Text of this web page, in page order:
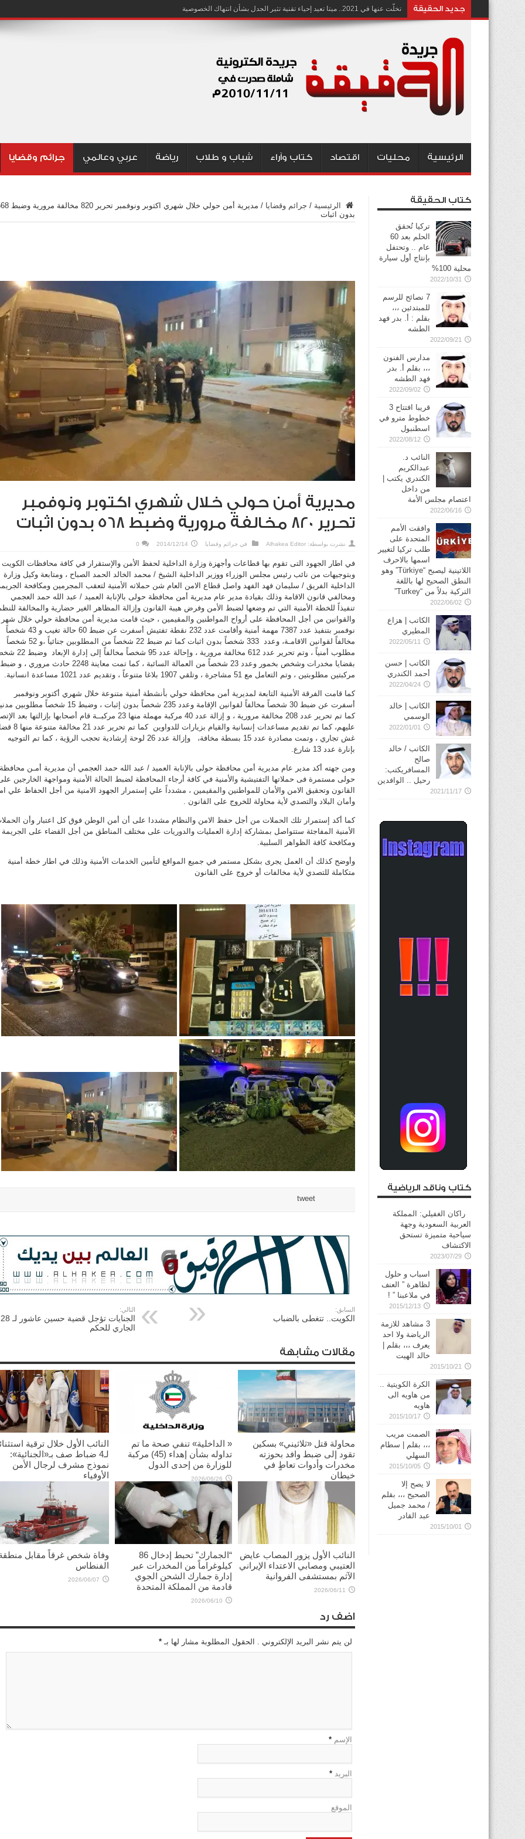
جديد الحقيقة تخلّت عنها في 2021.. ميتا تعيد إحياء تقنية تثير الجدل بشأن انتهاك الخصوصية
الرئيسية محليات اقتصاد كتاب وآراء شباب و طلاب رياضة عربي وعالمي جرائم وقضايا
الرئيسية / جرائم وقضايا /
مديرية أمن حولي خلال شهري اكتوبر ونوفمبر
بدون اثبات
مديرية أمن حولي خلال شهري اكتوبر ونوفمبر
تحرير 820 مخالفة مرورية وضبط 568 بدون اثبات
نشرت بواسطة: Alhakea Editor في جرائم وقضايا 2014/12/14
0
في اطار الجهود التى تقوم بها قطاعات وأجهزة وزارة الداخلية لحفظ الأمن والإستقرار في كافة محافظات الكويت
وبتوجيهات من نائب رئيس مجلس الوزراء ووزير الداخلية الشيخ / محمد الخالد الحمد الصباح ، ومتابعة وكيل وزارة
الداخلية الفريق / سليمان فهد الفهد واصل قطاع الامن العام شن حملاته الأمنية لتعقب المجرمين ومكافحة
ومخالفي قانون الاقامة وذلك بقيادة مدير عام مديرية أمن محافظة حولى بالإنابة العميد / عبد الله حمد العجمي
تنفيذاً للخطة الأمنية التي تم وضعها لضبط الأمن وفرض هيبة القانون وإزالة المظاهر الغير حضارية والمخالفة
والقوانين من أجل المحافظة على أرواح المواطنين والمقيمين ، حيث قامت مديرية أمن محافظة حولي خلال شهر
نوفمبر بتنفيذ عدد 7387 مهمة أمنية وأقامت عدد 232 نقطة تفتيش أسفرت عن ضبط 60 حالة تغيب و 43 شخصاً
مخالفاً لقوانين الاقامـة، وعدد 333 شخصاً بدون اثبات كما تم ضبط 22 شخصاً من المطلوبين جنائياً ،و 52 شخصاً
مطلوب أمنياً ، وتم تحرير عدد 612 مخالفة مرورية ، وإحالة عدد 95 شخصاً
بقضايا مخدرات وشخص بخمور وعدد 23 شخصاً من العمالة السائبة ، كما تمت معاينة 2248 حادث مروري ، و ضبط
مركبتين مطلوبتين ، وتم التعامل مع 51 مشاجرة ، وتلقي 1907 بلاغا متنوعاً ، وتقديم عدد 1021 مساعدة انسانية.
كما قامت الفرقة الأمنية التابعة لمديرية أمن محافظة حولي بأنشطة أمنية متنوعة خلال شهري أكتوبر ونوفمبر
أسفرت عن ضبط 30 شخصاً مخالفاً لقوانين الإقامة وعدد 235 شخصاً بدون إثبات ، وضبط 15 شخصاً
كما تم تحرير عدد 208 مخالفة مرورية ، و إزالة عدد 40 مركبة مهملة منها 23 مركبــة قام أصحابها بإزالتها بعد
عليهم، كما تم تقديم مساعدات إنسانية والقيام بزيارات للدواوين
غش تجاري ، وتمت مصادرة عدد 15 بسطة مخافة، وإزالة عدد 26 لوحة إرشادية تحجب الرؤية ، كما تم التوجيه
بإنارة عدد 13 شارع.
ومن جهته أكد مدير عام مديرية أمن محافظة حولى بالإنابة العميد / عبد الله حمد العجمي أن مديرية أمـن محافظة
حولى مستمرة فى حملاتها التفتيشية والأمنية في كافة أرجاء المحافظة لضبط الحالة الأمنية ومواجهة الخارجين
القانون وتحقيق الامن والأمان للمواطنين والمقيمين ، مشدداً علي إستمرار الجهود الامنية من أجل الحفاظ علي
وأمان البلاد والتصدي لأية محاولة للخروج على القانون .
كما أكد إستمرار تلك الحملات من أجل حفظ الامن والنظام مشددا على أن أمن الوطن فوق كل اعتبار وأن
الأمنية المفاجئة ستتواصل بمشاركة إدارة العمليات والدوريات على مختلف المناطق من أجل القضاء على الجريمة
ومكافحة كافة الظواهر السلبية.
وأوضح كذلك أن العمل يجرى بشكل مستمر في جميع المواقع لتأمين الخدمات الأمنية وذلك في اطار خطة أمنية
متكاملة للتصدي لأية مخالفات أو خروج على القانون
tweet
السابق:
الكويت.. تتغطى بالضباب
التالي:
الجنايات تؤجل قضية حسين عاشور لـ 28
الجاري للحكم
مقالات مشابهة
محاولة قتل «ثلاثيني» بسكين
تقود إلى ضبط وافد بحوزته
مخدرات وأدوات تعاطٍ في
خيطان
2026/06/26
« الداخلية» تنفي صحة ما تم
تداوله بشأن إهداء (45) مركبة
للوزارة من إحدى الدول
2026/06/26
النائب الأول خلال ترقية
لـ4 ضباط صف بـ«الجنائية»:
نموذج مشرف لرجال الأمن
الأوفياء
النائب الأول يزور المصاب عايض
العتيبي ومصابي الاعتداء الإيراني
الآثم بمستشفى الفروانية
2026/06/11
“الجمارك” تحبط إدخال 86
كيلوغراماً من المخدرات عبر
إدارة جمارك الشحن الجوي
قادمة من المملكة المتحدة
2026/06/10
وفاة شخص غرقاً مقابل
الفنطاس
2026/06/07
اضف رد
لن يتم نشر البريد الإلكتروني . الحقول المطلوبة مشار لها بـ *
الإسم *
البريد *
الموقع
كتاب الحقيقة
تركيا تُحقق
الحلم بعد 60
عام .. وتحتفل
بإنتاج أول سيارة
محلية 100%
2022/10/31
7 نصائح للرسم
للمبتدئين ،،،
بقلم : أ. بدر فهد
الطشه
2022/09/21
مدارس الفنون
،،، بقلم أ. بدر
فهد الطشه
2022/09/02
قريبا افتتاح 3
خطوط مترو في
2022/08/12
النائب د.
عبدالكريم
الكندري يكتب |
من داخل
اعتصام مجلس الأمة
2022/06/16
وافقت الأمم
المتحدة على
طلب تركيا لتغيير
اسمها بالاحرف
اللاتينية ليصبح “Türkiye” وهو
النطق الصحيح لها باللغة
التركية بدلاً من “Turkey”
2022/06/02
الكاتب | هزاع
المطيري
2022/05/11
الكاتب | حسن
أحمد الكندري
2022/04/24
الكاتب | خالد
الوسمي
2022/01/01
الكاتب / خالد
صالح
المسافريكتب:
رحيل .. الوافدين
2021/11/17
كتاب وناقد الرياضية
راكان الغفيلي: المملكة
العربية السعودية وجهة
سياحية متميزة تستحق
الاكتشاف
2023/07/29
اسباب و حلول
لظاهرة ” العنف
في ملاعبنا ” !
2015/12/13
3 مشاهد للازمة
الرياضة ولا احد
يعرف ،،، بقلم |
خالد الهيت
2015/10/21
الكرة الكويتية ..
من هاويه الى
هاويه
2015/10/17
الصمت مريب
،،، بقلم | سطام
السهلي
2015/10/05
لا يصح إلا
الصحيح ،،، بقلم
/ محمد جميل
عبد القادر
2015/10/01